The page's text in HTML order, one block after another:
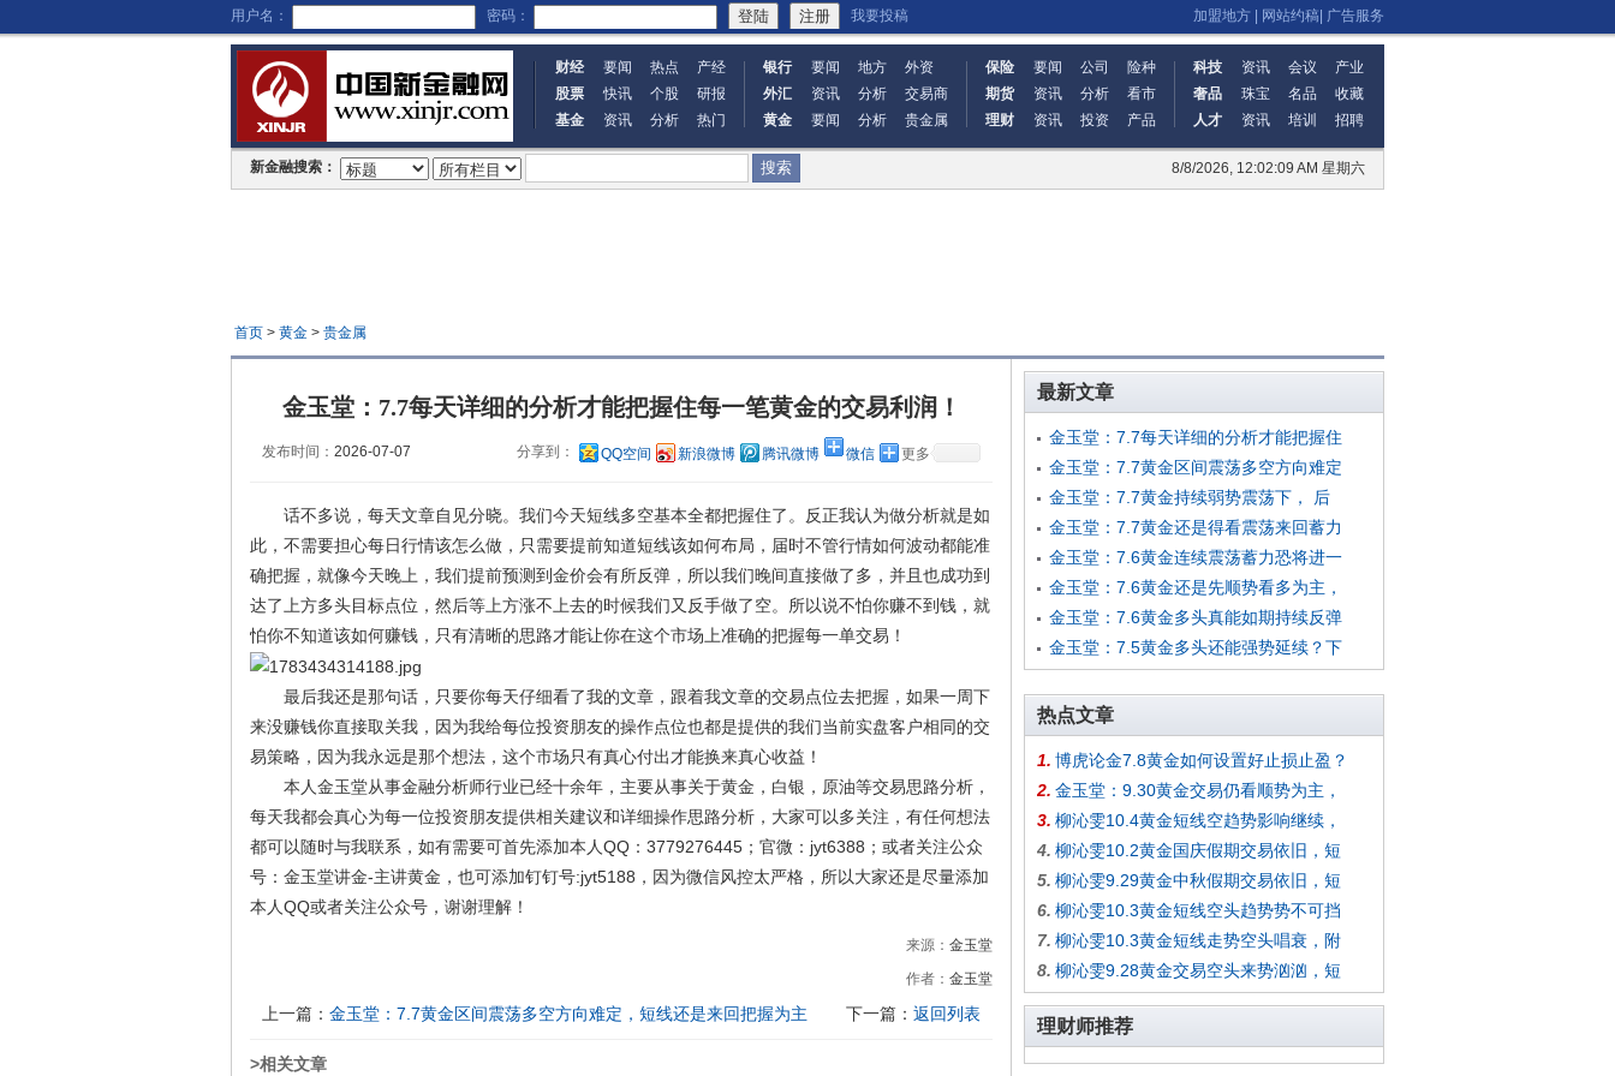
用户名： 密码： 我要投稿 加盟地方 网站约稿 广告服务
财经 要闻 热点
产经
股票
快讯 个股
研报
基金
资讯 分析 热门
银行 要闻 地方
外资
外汇
资讯 分析
交易商
黄金
要闻 分析 贵金属
保险 要闻 公司
险种
期货
资讯 分析
看市
理财
资讯 投资 产品
科技 资讯 会议
产业
奢品
珠宝 名品
收藏
人才
资讯 培训 招聘
8/8/2026, 12:02:09 AM 星期六
新金融搜索：
首页> 黄金> 贵金属
金玉堂：7.7每天详细的分析才能把握住每一笔黄金的交易利润！
发布时间： 2026-07-07 分享到： QQ空间 新浪微博 腾讯微博 微信 更多
话不多说，每天文章自见分晓。我们今天短线多空基本全都把握住了。反正我认为做分析就是如
此，不需要担心每日行情该怎么做，只需要提前知道短线该如何布局，届时不管行情如何波动都能准
确把握，就像今天晚上，我们提前预测到金价会有所反弹，所以我们晚间直接做了多，并且也成功到
达了上方多头目标点位，然后等上方涨不上去的时候我们又反手做了空。所以说不怕你赚不到钱，就
怕你不知道该如何赚钱，只有清晰的思路才能让你在这个市场上准确的把握每一单交易！
最后我还是那句话，只要你每天仔细看了我的文章，跟着我文章的交易点位去把握，如果一周下
来没赚钱你直接取关我，因为我给每位投资朋友的操作点位也都是提供的我们当前实盘客户相同的交
易策略，因为我永远是那个想法，这个市场只有真心付出才能换来真心收益！
本人金玉堂从事金融分析师行业已经十余年，主要从事关于黄金，白银，原油等交易思路分析，
每天我都会真心为每一位投资朋友提供相关建议和详细操作思路分析，大家可以多关注，有任何想法
都可以随时与我联系，如有需要可首先添加本人QQ：3779276445；官微：jyt6388；或者关注公众
号：金玉堂讲金-主讲黄金，也可添加钉钉号:jyt5188，因为微信风控太严格，所以大家还是尽量添加
本人QQ或者关注公众号，谢谢理解！
来源： 金玉堂
作者： 金玉堂
上一篇： 金玉堂：7.7黄金区间震荡多空方向难定，短线还是来回把握为主 下一篇： 返回列表
>相关文章
最新文章
金玉堂：7.7每天详细的分析才能把握住
金玉堂：7.7黄金区间震荡多空方向难定
金玉堂：7.7黄金持续弱势震荡下， 后
金玉堂：7.7黄金还是得看震荡来回蓄力
金玉堂：7.6黄金连续震荡蓄力恐将进一
金玉堂：7.6黄金还是先顺势看多为主，
金玉堂：7.6黄金多头真能如期持续反弹
金玉堂：7.5黄金多头还能强势延续？下
热点文章
1. 博虎论金7.8黄金如何设置好止损止盈？
2. 金玉堂：9.30黄金交易仍看顺势为主，
3. 柳沁雯10.4黄金短线空趋势影响继续，
4. 柳沁雯10.2黄金国庆假期交易依旧，短
5. 柳沁雯9.29黄金中秋假期交易依旧，短
6. 柳沁雯10.3黄金短线空头趋势势不可挡
7. 柳沁雯10.3黄金短线走势空头唱衰，附
8. 柳沁雯9.28黄金交易空头来势汹汹，短
理财师推荐